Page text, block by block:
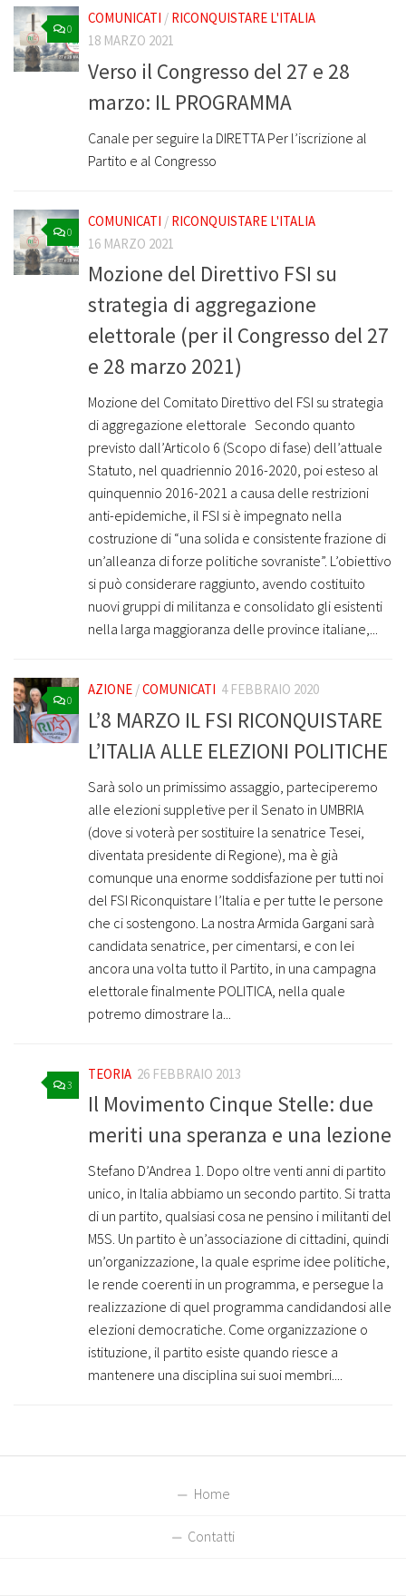
0
COMUNICATI / RICONQUISTARE L'ITALIA
18 MARZO 2021
Verso il Congresso del 27 e 28
marzo: IL PROGRAMMA
Canale per seguire la DIRETTA Per l’iscrizione al
Partito e al Congresso
0
COMUNICATI / RICONQUISTARE L'ITALIA
16 MARZO 2021
Mozione del Direttivo FSI su
strategia di aggregazione
elettorale (per il Congresso del 27
e 28 marzo 2021)
Mozione del Comitato Direttivo del FSI su strategia
di aggregazione elettorale Secondo quanto
previsto dall’Articolo 6 (Scopo di fase) dell’attuale
Statuto, nel quadriennio 2016-2020, poi esteso al
quinquennio 2016-2021 a causa delle restrizioni
anti-epidemiche, il FSI si è impegnato nella
costruzione di “una solida e consistente frazione di
un’alleanza di forze politiche sovraniste”. L’obiettivo
si può considerare raggiunto, avendo costituito
nuovi gruppi di militanza e consolidato gli esistenti
nella larga maggioranza delle province italiane,...
0
AZIONE /COMUNICATI 4 FEBBRAIO 2020
L’8 MARZO IL FSI RICONQUISTARE
L’ITALIA ALLE ELEZIONI POLITICHE
Sarà solo un primissimo assaggio, parteciperemo
alle elezioni suppletive per il Senato in UMBRIA
(dove si voterà per sostituire la senatrice Tesei,
diventata presidente di Regione), ma è già
comunque una enorme soddisfazione per tutti noi
del FSI Riconquistare l’Italia e per tutte le persone
che ci sostengono. La nostra Armida Gargani sarà
candidata senatrice, per cimentarsi, e con lei
ancora una volta tutto il Partito, in una campagna
elettorale finalmente POLITICA, nella quale
potremo dimostrare la...
3
TEORIA 26 FEBBRAIO 2013
Il Movimento Cinque Stelle: due
meriti una speranza e una lezione
Stefano D’Andrea 1. Dopo oltre venti anni di partito
unico, in Italia abbiamo un secondo partito. Si tratta
di un partito, qualsiasi cosa ne pensino i militanti del
M5S. Un partito è un’associazione di cittadini, quindi
un’organizzazione, la quale esprime idee politiche,
le rende coerenti in un programma, e persegue la
realizzazione di quel programma candidandosi alle
elezioni democratiche. Come organizzazione o
istituzione, il partito esiste quando riesce a
mantenere una disciplina sui suoi membri....
Home
Contatti